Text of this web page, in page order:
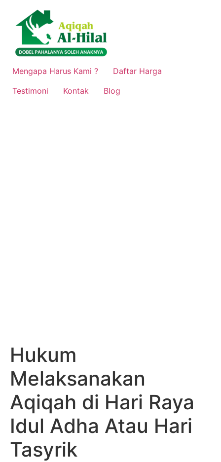
konten
Mengapa Harus Kami ?
Daftar Harga
Testimoni
Kontak Blog
Hukum
Melaksanakan
Aqiqah di Hari Raya
Idul Adha Atau Hari
Tasyrik